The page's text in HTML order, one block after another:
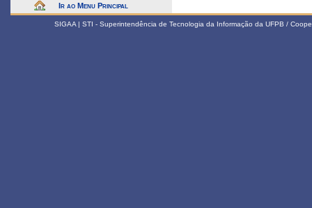
Ir ao Menu Principal
SIGAA | STI - Superintendência de Tecnologia da Informação da UFPB /